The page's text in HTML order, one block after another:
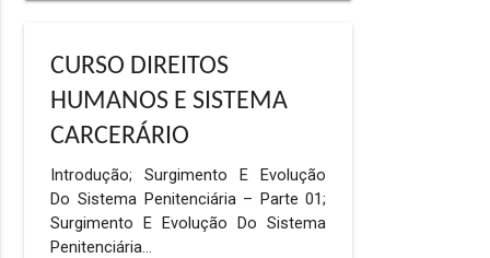
CURSO DIREITOS
HUMANOS E SISTEMA
CARCERÁRIO
Introdução; Surgimento E Evolução
Do Sistema Penitenciária – Parte 01;
Surgimento E Evolução Do Sistema
Penitenciária…